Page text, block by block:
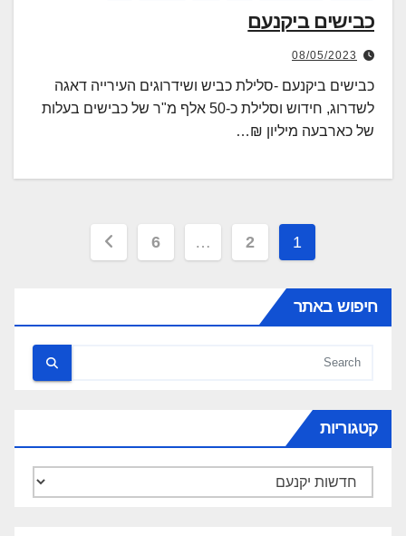
כבישים ביקנעם
08/05/2023
כבישים ביקנעם -סלילת כביש ושידרוגים העירייה דאגה
לשדרוג, חידוש וסלילת כ-50 אלף מ"ר של כבישים בעלות
של כארבעה מיליון ₪…
Posts
pagination
1
2
…
6
חיפוש באתר
קטגוריות
קטגוריות